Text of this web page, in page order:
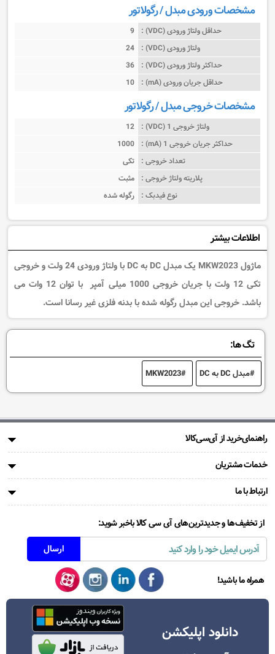
مشخصات ورودی مبدل / رگولاتور
حداقل ولتاژ ورودی (VDC) :
9
ولتاژ ورودی (VDC) :
24
حداکثر ولتاژ ورودی (VDC) :
36
حداقل جریان ورودی (mA) :
10
مشخصات خروجی مبدل / رگولاتور
ولتاژ خروجی 1 (VDC) :
12
حداکثر جریان خروجی 1 (mA) :
1000
تعداد خروجی : تکی
پلاریته ولتاژ خروجی : مثبت
نوع فیدبک : رگوله شده
اطلاعات بیشتر
ماژول MKW2023 یک مبدل DC به DC با ولتاژ ورودی 24 ولت و خروجی
تکی 12 ولت با جریان خروجی 1000 میلی آمپر
با توان 12 وات می
باشد. خروجی این مبدل رگوله شده با بدنه فلزی غیر رسانا است.
تگ ها:
مبدل DC به DC MKW2023
راهنمای‌خرید از آی‌سی‌کالا
خدمات مشتریان
ارتباط با ما
از تخفیف‌ها و جدیدترین‌های آی سی کالا باخبر شوید:
همراه ما باشید!
دانلود اپلیکشن